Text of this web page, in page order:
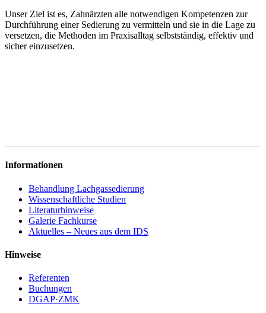
Unser Ziel ist es, Zahnärzten alle notwendigen Kompetenzen zur
Durchführung einer Sedierung zu vermitteln und sie in die Lage zu
versetzen, die Methoden im Praxisalltag selbstständig, effektiv und
sicher einzusetzen.
Informationen
Behandlung Lachgassedierung
Wissenschaftliche Studien
Literaturhinweise
Galerie Fachkurse
Aktuelles – Neues aus dem IDS
Hinweise
Referenten
Buchungen
DGAP·ZMK